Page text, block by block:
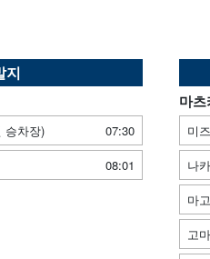
지
승차장)
07:30
08:01
마
미
나
마
고